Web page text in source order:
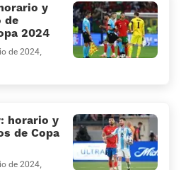
y
de
2024
de 2024,
horario y
de Copa
de 2024,